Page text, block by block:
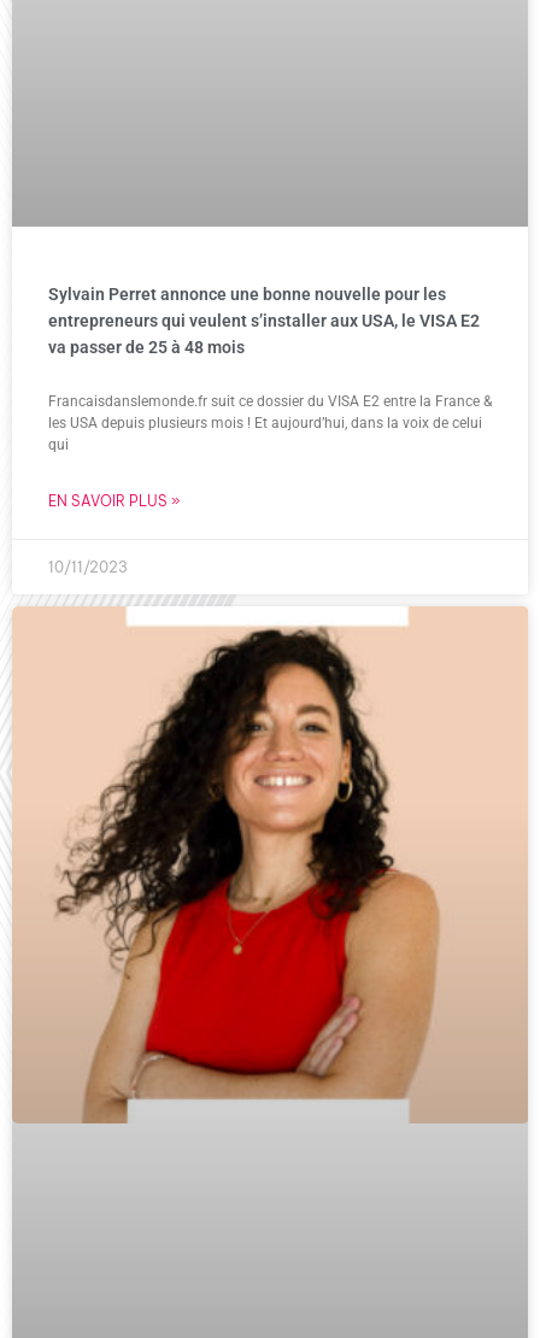
Sylvain Perret annonce une bonne nouvelle pour les
entrepreneurs qui veulent s’installer aux USA, le VISA E2
va passer de 25 à 48 mois
Francaisdanslemonde.fr suit ce dossier du VISA E2 entre la France &
les USA depuis plusieurs mois ! Et aujourd’hui, dans la voix de celui
qui
EN SAVOIR PLUS »
10/11/2023